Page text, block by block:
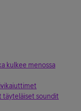
kulkee menossa
täyteläiset soundit